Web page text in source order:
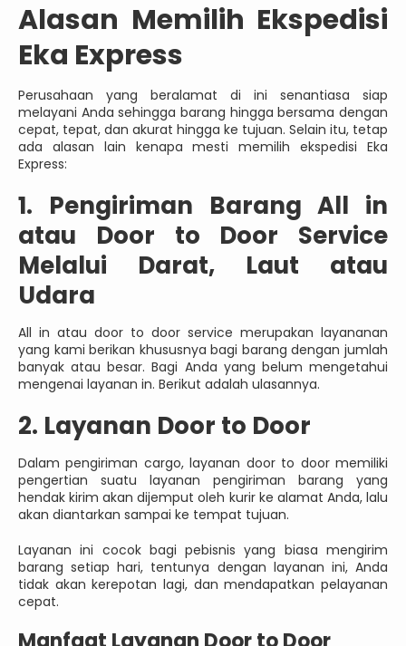
Alasan Memilih Ekspedisi
Eka Express
Perusahaan yang beralamat di ini senantiasa siap
melayani Anda sehingga barang hingga bersama dengan
cepat, tepat, dan akurat hingga ke tujuan. Selain itu, tetap
ada alasan lain kenapa mesti memilih ekspedisi Eka
Express:
1. Pengiriman Barang All in
atau Door to Door Service
Melalui Darat, Laut atau
Udara
All in atau door to door service merupakan layananan
yang kami berikan khususnya bagi barang dengan jumlah
banyak atau besar. Bagi Anda yang belum mengetahui
mengenai layanan in. Berikut adalah ulasannya.
2. Layanan Door to Door
Dalam pengiriman cargo, layanan door to door memiliki
pengertian suatu layanan pengiriman barang yang
hendak kirim akan dijemput oleh kurir ke alamat Anda, lalu
akan diantarkan sampai ke tempat tujuan.
Layanan ini cocok bagi pebisnis yang biasa mengirim
barang setiap hari, tentunya dengan layanan ini, Anda
tidak akan kerepotan lagi, dan mendapatkan pelayanan
cepat.